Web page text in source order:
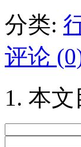
分类:
评论
本文